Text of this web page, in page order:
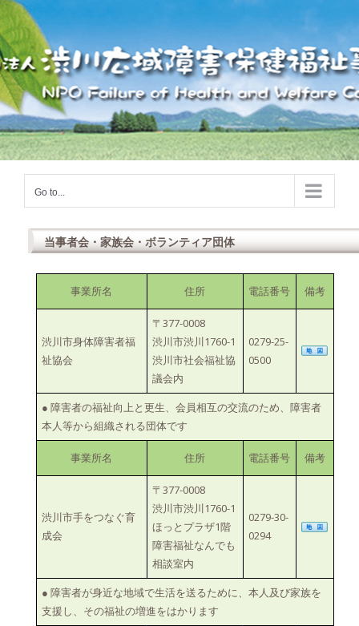
Skip
to
content
Go to...
当事者会・家族会・ボランティア団体
事業所名 住所 電話番号 備考
渋川市身体障害者福
祉協会
〒377-0008
渋川市渋川1760-1
渋川市社会福祉協
議会内
0279-25-
0500
● 障害者の福祉向上と更生、会員相互の交流のため、障害者
本人等から組織される団体です
事業所名 住所 電話番号 備考
渋川市手をつなぐ育
成会
〒377-0008
渋川市渋川1760-1
ほっとプラザ1階
障害福祉なんでも
相談室内
0279-30-
0294
● 障害者が身近な地域で生活を送るために、本人及び家族を
支援し、その福祉の増進をはかります